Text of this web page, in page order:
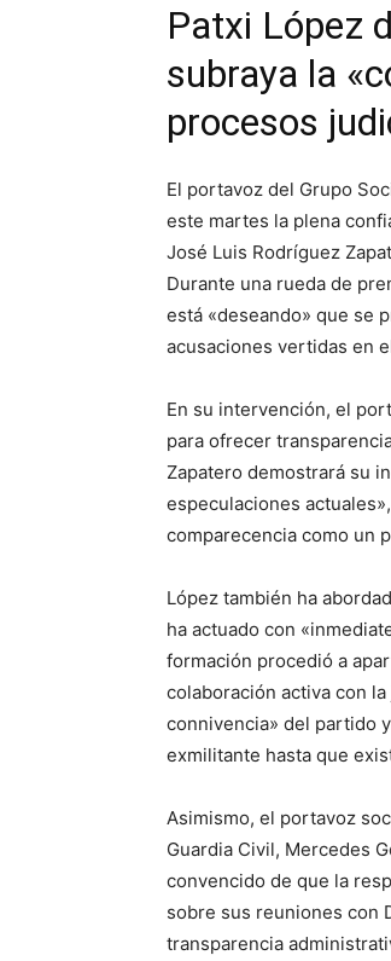
Patxi López
subraya la
procesos
El portavoz del Grupo
este martes la plena
José Luis Rodríguez
Durante una rueda de
está «deseando» que se
acusaciones vertidas en
En su intervención, el
para ofrecer
Zapatero demostrará su
especulaciones
comparecencia como un
López también ha
ha actuado con
formación procedió a
colaboración activa con
connivencia» del partido
exmilitante hasta que
Asimismo, el portavoz
Guardia Civil, Mercedes
convencido de que la
sobre sus reuniones con
transparencia